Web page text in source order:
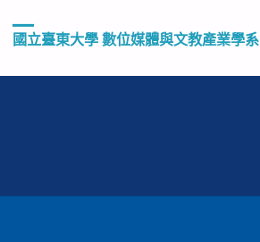
國立臺東大學 數位媒體與文教產業學系